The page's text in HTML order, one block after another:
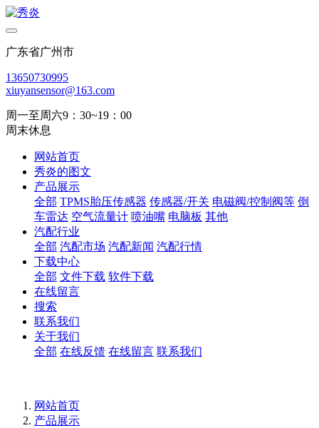
广东省广州市
13650730995
xiuyansensor@163.com
周一至周六9：30~19：00
周末休息
网站首页
秀炎的图文
产品展示
全部 TPMS胎压传感器 传感器/开关 电磁阀/控制阀等 倒
车雷达 空气流量计 喷油嘴 电脑板 其他
汽配行业
全部 汽配市场 汽配新闻 汽配行情
下载中心
全部 文件下载 软件下载
在线留言
搜索
联系我们
关于我们
全部 在线反馈 在线留言 联系我们
网站首页
产品展示